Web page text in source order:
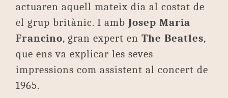
actuaren aquell mateix dia al costat de
el grup britànic. I amb Josep Maria
Francino, gran expert en The Beatles,
que ens va explicar les seves
impressions com assistent al concert de
1965.